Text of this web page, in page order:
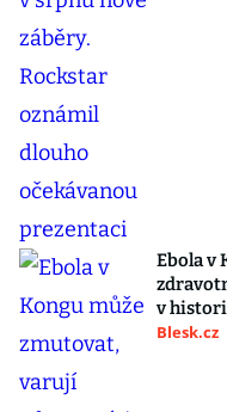
Ebola v
v
Blesk.cz